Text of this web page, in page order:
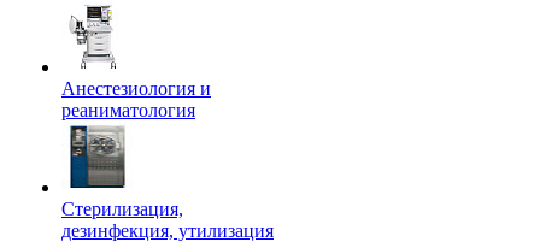
Анестезиология и
реаниматология
Стерилизация,
дезинфекция, утилизация